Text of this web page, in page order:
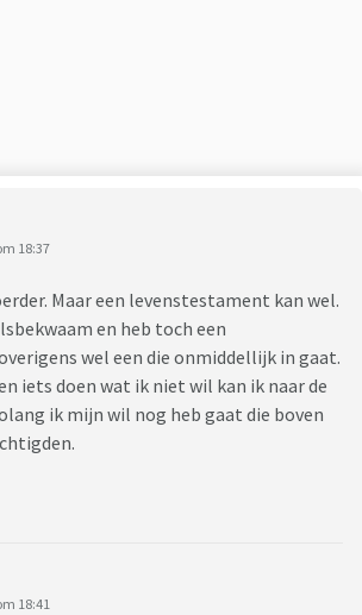
loopt steevast uit op een meewarig
omdat ik het allemaal niet snap. Nee, zij
en ben een makke slaaf van het systeem
word' heeft het ook geen zin om
heeft een man die precies zo denkt.
achter mij (hij doet nog meer voor
zus).
gedoe en hoe ga/ging je er dan
in coronatijd ook al discussies over
we gewoon besloten het er niet
dit autonoom/soeverein gedoe gaat
18:37
Maar een levenstestament kan wel.
en heb toch een
wel een die onmiddellijk in gaat.
iets doen wat ik niet wil kan ik naar de
ik mijn wil nog heb gaat die boven
18:41